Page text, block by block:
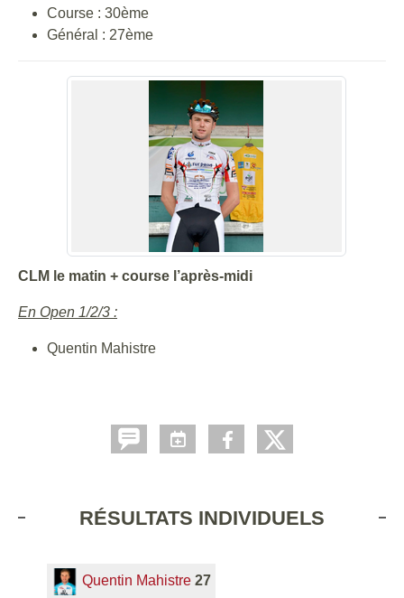
Course : 30ème
Général : 27ème
CLM le matin + course l’après-midi
En Open 1/2/3 :
Quentin Mahistre
RÉSULTATS INDIVIDUELS
Quentin Mahistre 27